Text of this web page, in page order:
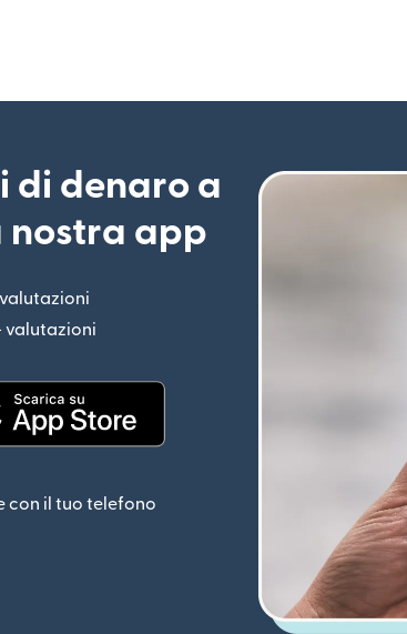
di denaro a
nostra app
valutazioni
valutazioni
con il tuo telefono